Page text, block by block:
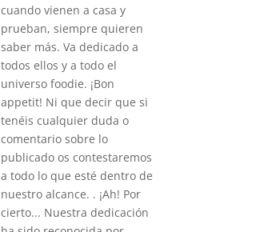
cuando vienen a casa y
prueban, siempre quieren
saber más. Va dedicado a
todos ellos y a todo el
universo foodie. ¡Bon
appetit! Ni que decir que si
tenéis cualquier duda o
comentario sobre lo
publicado os contestaremos
a todo lo que esté dentro de
nuestro alcance. . ¡Ah! Por
cierto... Nuestra dedicación